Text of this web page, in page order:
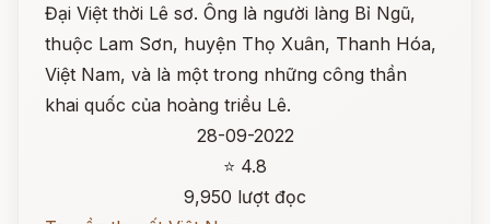
Đại Việt thời Lê sơ. Ông là người làng Bỉ Ngũ,
thuộc Lam Sơn, huyện Thọ Xuân, Thanh Hóa,
Việt Nam, và là một trong những công thần
khai quốc của hoàng triều Lê.
28-09-2022
⭐ 4.8
9,950 lượt đọc